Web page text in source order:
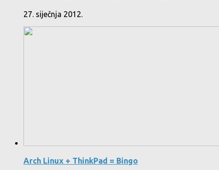
27. siječnja 2012.
Arch Linux + ThinkPad = Bingo